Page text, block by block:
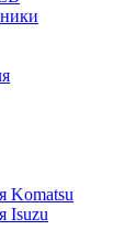
Komatsu
Isuzu